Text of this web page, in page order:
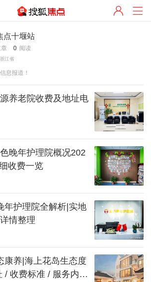
点十堰站
0 阅读
江省
息报道！
养老院收费及地址电
晚年护理院概况202
收费一览
年护理院全解析|实地
情整理
康养|海上花岛生态度
/ 收费标准 / 服务内容